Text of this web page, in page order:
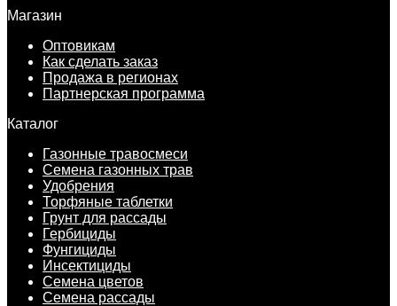
Магазин
Оптовикам
Как сделать заказ
Продажа в регионах
Партнерская программа
Каталог
Газонные травосмеси
Семена газонных трав
Удобрения
Торфяные таблетки
Грунт для рассады
Гербициды
Фунгициды
Инсектициды
Семена цветов
Семена рассады